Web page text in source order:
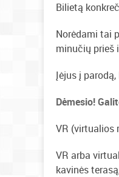
Bilietą
Norėdami tai
minučių prieš
Įėjus į
Dėmesio!
VR (virtualios
VR arba
kavinės